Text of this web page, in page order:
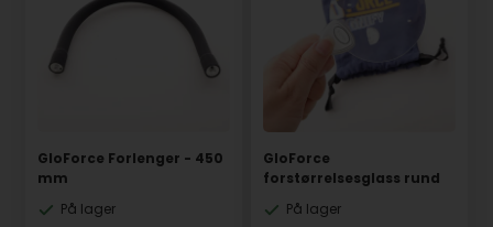
GloForce Forlenger - 450
mm
På lager
GloForce
forstørrelsesglass rund
På lager